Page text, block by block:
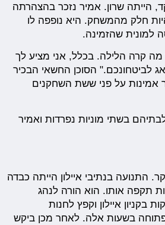
הייתה שרון. אמיר נזכר בהצהרתה
חלק מהמשחק. היא נופפה לו
למונית שהזמינה.
קרה הלילה. בכלל, אני מציע לך
לביטחונכם." הסוכן החשאי הבכיר
אמינות על פני ששת השחקנים
בשתי מוניות נפרדות ואמיר
התנועה בנתיבי איילון הייתה כבדה
תקפה אותו. הוא הורה לנהג
בקניון איילון וקפץ לחנות
בשעות אלה. לאחר מכן ביקש